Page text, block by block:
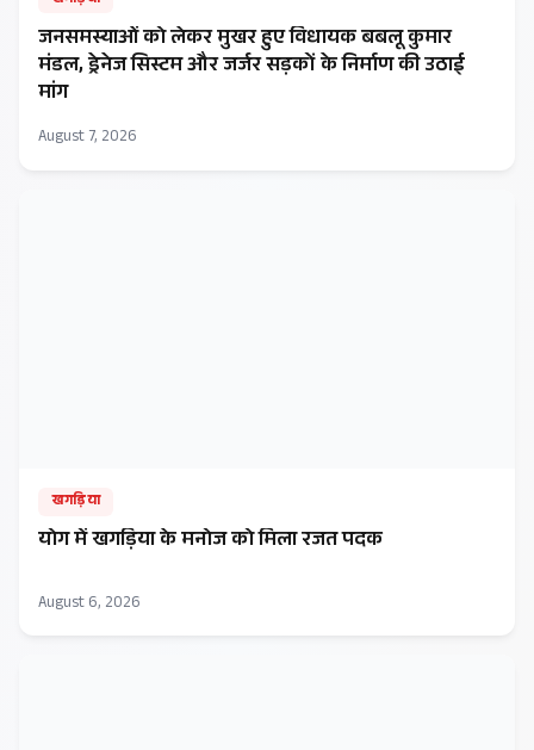
जनसमस्याओं को लेकर मुखर हुए विधायक बबलू कुमार
मंडल, ड्रेनेज सिस्टम और जर्जर सड़कों के निर्माण की उठाई
मांग
August 7, 2026
खगड़िया
​योग में खगड़िया के मनोज को मिला रजत पदक
August 6, 2026